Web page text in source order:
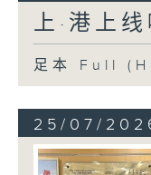
上·港上线
足本 Full
25/07/